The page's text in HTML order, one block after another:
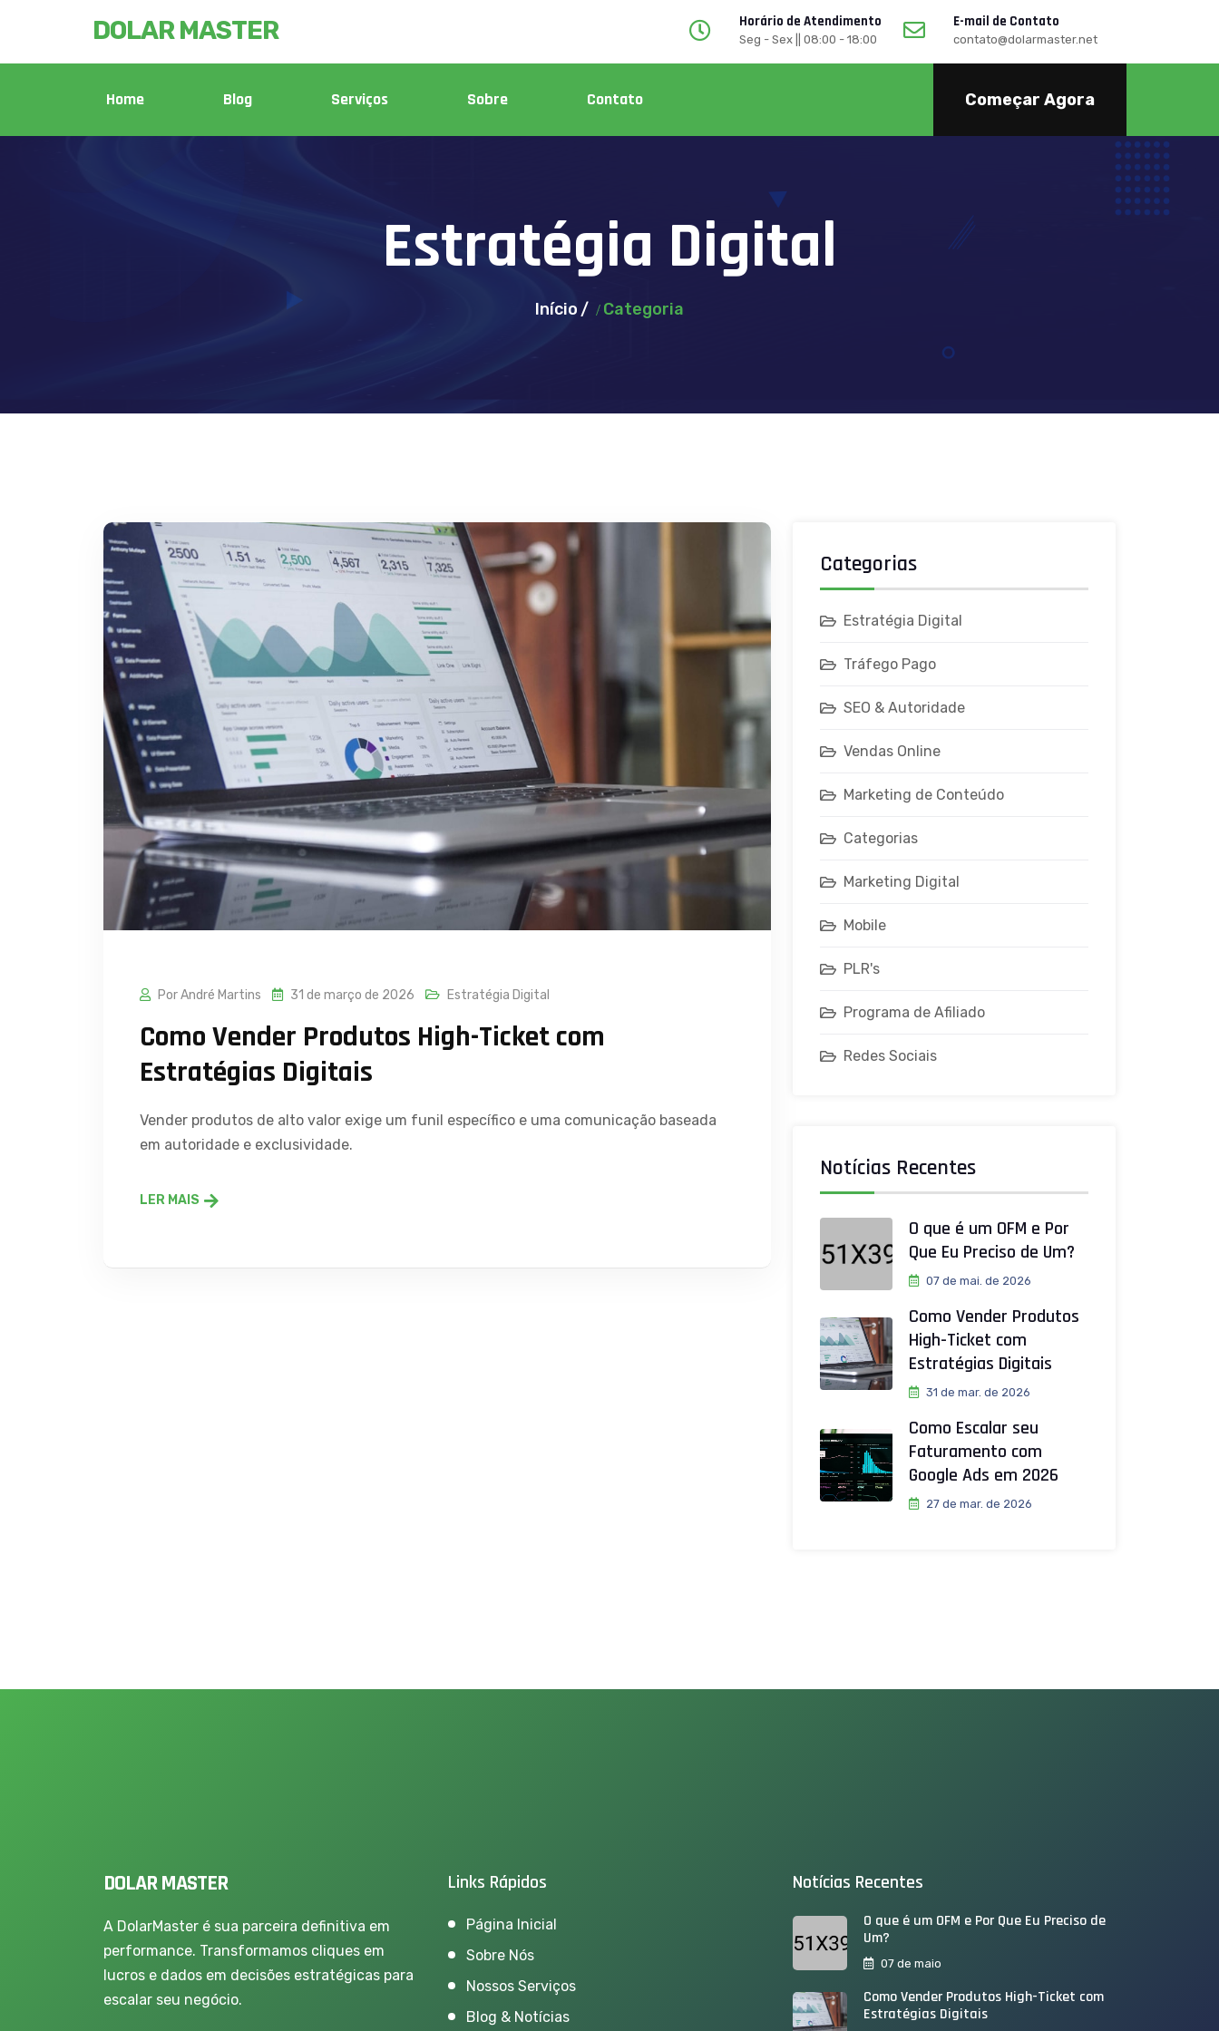
DOLAR MASTER Horário de Atendimento
Seg - Sex || 08:00 - 18:00
E-mail de Contato
contato@dolarmaster.net
Home Blog Serviços Sobre Contato Começar Agora
Estratégia Digital
Início Categoria
Por André Martins 31 de março de 2026 Estratégia Digital
Como Vender Produtos High-Ticket com
Estratégias Digitais
Vender produtos de alto valor exige um funil específico e uma comunicação baseada
em autoridade e exclusividade.
LER MAIS
Categorias
Estratégia Digital
Tráfego Pago
SEO & Autoridade
Vendas Online
Marketing de Conteúdo
Categorias
Marketing Digital
Mobile
PLR's
Programa de Afiliado
Redes Sociais
Notícias Recentes
O que é um OFM e Por
Que Eu Preciso de Um?
07 de mai. de 2026
Como Vender Produtos
High-Ticket com
Estratégias Digitais
31 de mar. de 2026
Como Escalar seu
Faturamento com
Google Ads em 2026
27 de mar. de 2026
DOLAR MASTER
A DolarMaster é sua parceira definitiva em
performance. Transformamos cliques em
lucros e dados em decisões estratégicas para
escalar seu negócio.
Links Rápidos
Página Inicial
Sobre Nós
Nossos Serviços
Blog & Notícias
Notícias Recentes
O que é um OFM e Por Que Eu Preciso de
Um?
07 de maio
Como Vender Produtos High-Ticket com
Estratégias Digitais